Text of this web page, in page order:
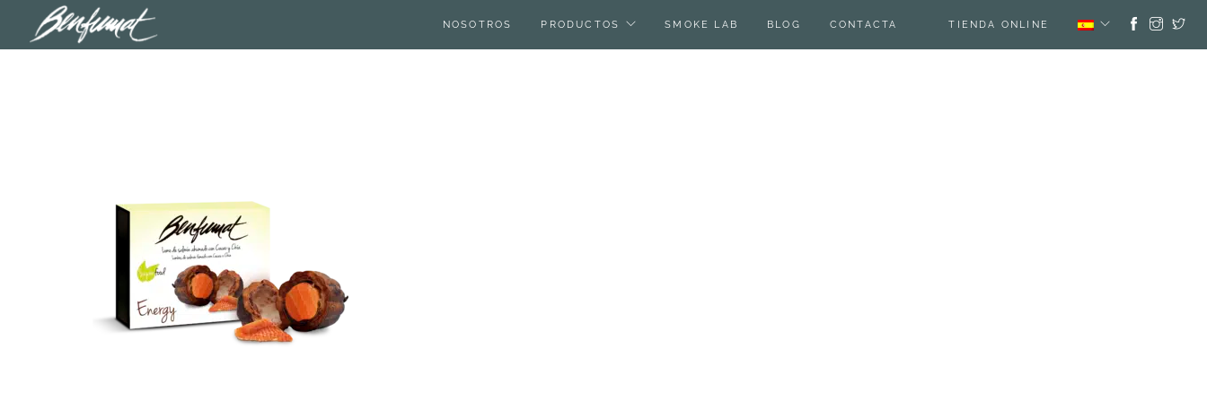
NOSOTROS PRODUCTOS SMOKE LAB BLOG CONTACTA TIENDA ONLINE